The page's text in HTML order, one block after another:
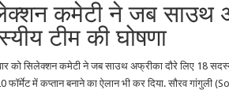
कमेटी ने जब साउथ
टीम की घोषणा
को सिलेक्शन कमेटी ने जब साउथ अफ्रीका दौरे लिए 18
फॉर्मेट में कप्तान बनाने का ऐलान भी कर दिया. सौरव गांगुली